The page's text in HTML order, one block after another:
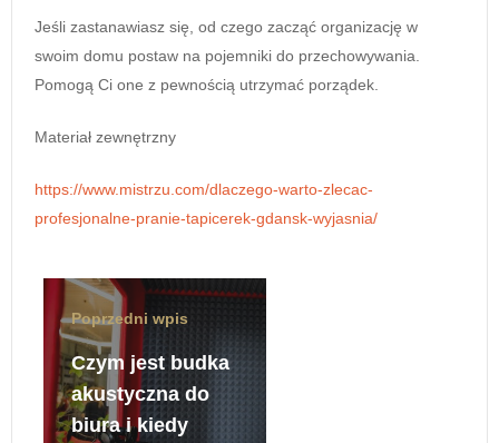
Jeśli zastanawiasz się, od czego zacząć organizację w
swoim domu postaw na pojemniki do przechowywania.
Pomogą Ci one z pewnością utrzymać porządek.
Materiał zewnętrzny
https://www.mistrzu.com/dlaczego-warto-zlecac-
profesjonalne-pranie-tapicerek-gdansk-wyjasnia/
Poprzedni wpis
Czym jest budka
akustyczna do
biura i kiedy